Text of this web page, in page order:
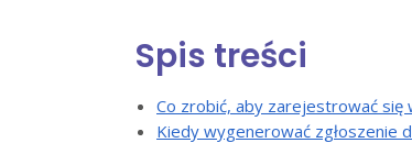
Spis treści
Co zrobić, aby zarejestrować się
Kiedy wygenerować zgłoszenie